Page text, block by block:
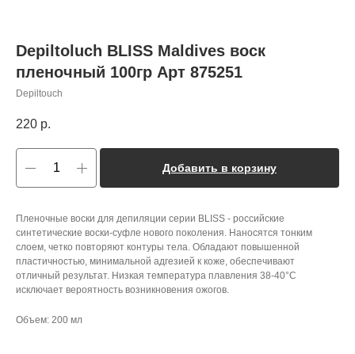
Depiltoluch BLISS Maldives воск
пленочный 100гр Арт 875251
Depiltouch
220 р.
Добавить в корзину
Пленочные воски для депиляции серии BLISS - российские
синтетические воски-суфле нового поколения. Наносятся тонким
слоем, четко повторяют контуры тела. Обладают повышенной
пластичностью, минимальной адгезией к коже, обеспечивают
отличный результат. Низкая температура плавления 38-40°С
исключает вероятность возникновения ожогов.
Объем: 200 мл